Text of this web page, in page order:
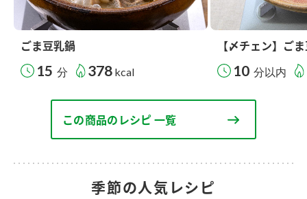
ごま豆乳鍋
15 分 378 kcal
【〆チェン】ご
10 分以内
この商品のレシピ 一覧
季節の人気レシピ